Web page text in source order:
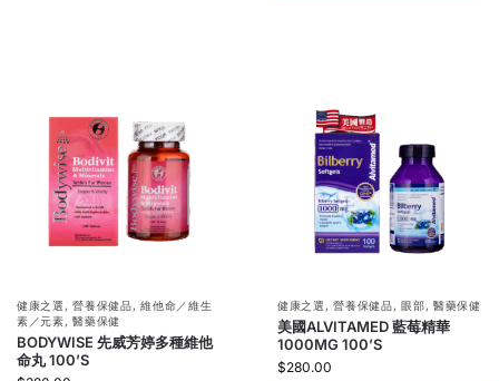
健康之選 ,營養保健品,維他命／維生
素／元素,醫藥保健
BODYWISE 先威芳婷多種維他
命丸 100’S
健康之選 ,營養保健品,眼部, 醫藥保健
美國ALVITAMED 藍莓精華
1000MG 100’S
$280.00